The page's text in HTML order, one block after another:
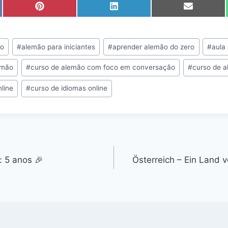
S
h
r
e
o
n
P
i
n
S
h
r
e
o
n
L
S
h
r
e
o
n
E
#alemão para iniciantes #aprender alemão do zero #aula
#curso de alemão com foco em conversação #curso de
#curso de idiomas online
5 anos 🎉
Österreich – Ein Land